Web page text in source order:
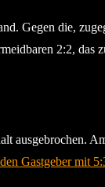
Gegen die,
2:2, das
ausgebrochen.
Gastgeber mit